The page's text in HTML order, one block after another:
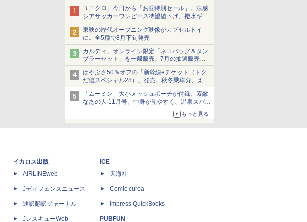
ユニクロ、今日から「お盆特別セール」。涼感
シアサッカーワンピース待望値下げ、撥水ギア
ショーツは1990円に
東映の歴代オープニング映像がカプセルトイ
に。全5種で8月下旬発売
カルディ、オンライン限定「ネコバッグ＆タン
ブラーセット」を一般販売。7月の抽選販売の
当選無効分
はやぶさ50％オフの「新幹線eチケット（トク
だ値スペシャル28）」発売。秋冬乗車分、えき
ねっと限定
「ムーミン」大小メッシュポーチが付録、素敵
なあの人 11月号。中身が見やすく、温泉スパに
もっと見る
イカロス出版
AIRLINEweb
Jディフェンスニュース
通訳翻訳ジャーナル
JレスキューWeb
ICE
天海社
Comic curea
impress QuickBooks
PUBFUN